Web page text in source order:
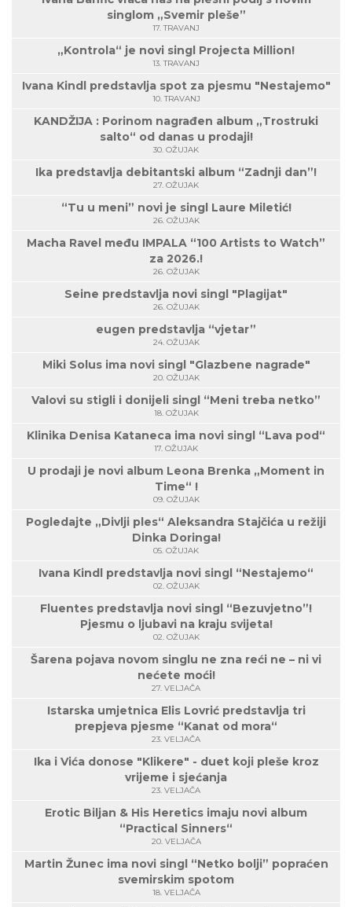
singlom „Svemir pleše”
17. TRAVANJ
„Kontrola“ je novi singl Projecta Million!
13. TRAVANJ
Ivana Kindl predstavlja spot za pjesmu "Nestajemo"
10. TRAVANJ
KANDŽIJA : Porinom nagrađen album „Trostruki
salto“ od danas u prodaji!
30. OŽUJAK
Ika predstavlja debitantski album “Zadnji dan”!
27. OŽUJAK
“Tu u meni” novi je singl Laure Miletić!
26. OŽUJAK
Macha Ravel među IMPALA “100 Artists to Watch”
za 2026.!
26. OŽUJAK
Seine predstavlja novi singl "Plagijat"
26. OŽUJAK
eugen predstavlja “vjetar”
24. OŽUJAK
Miki Solus ima novi singl "Glazbene nagrade"
20. OŽUJAK
Valovi su stigli i donijeli singl “Meni treba netko”
18. OŽUJAK
Klinika Denisa Kataneca ima novi singl “Lava pod“
17. OŽUJAK
U prodaji je novi album Leona Brenka „Moment in
Time“ !
09. OŽUJAK
Pogledajte „Divlji ples“ Aleksandra Stajčića u režiji
Dinka Doringa!
05. OŽUJAK
Ivana Kindl predstavlja novi singl “Nestajemo“
02. OŽUJAK
Fluentes predstavlja novi singl “Bezuvjetno”!
Pjesmu o ljubavi na kraju svijeta!
02. OŽUJAK
Šarena pojava novom singlu ne zna reći ne – ni vi
nećete moći!
27. VELJAČA
Istarska umjetnica Elis Lovrić predstavlja tri
prepjeva pjesme “Kanat od mora“
23. VELJAČA
Ika i Vića donose "Klikere" - duet koji pleše kroz
vrijeme i sjećanja
23. VELJAČA
Erotic Biljan & His Heretics imaju novi album
“Practical Sinners“
20. VELJAČA
Martin Žunec ima novi singl “Netko bolji” popraćen
svemirskim spotom
18. VELJAČA